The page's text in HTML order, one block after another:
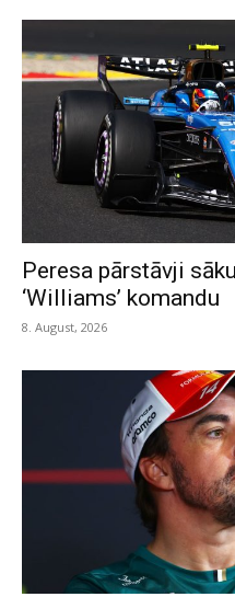
Peresa pārstāvji
‘Williams’ komandu
8. August, 2026